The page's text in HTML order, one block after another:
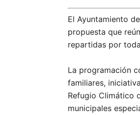
El Ayuntamiento
propuesta que
repartidas por
La programación
familiares,
Refugio Climático
municipales